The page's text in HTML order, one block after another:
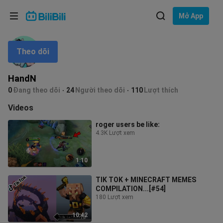
Mở App
HandN
0Đang theo dõi 24 Người theo dõi 110 Lượt thích
Theo dõi
Videos
1:10
roger users be like:
4.3K Lượt xem
10:42
TIK TOK + MINECRAFT MEMES
COMPILATION...[#54]
180 Lượt xem
Ngôn ngữ: Tiếng Việt
Lựa chọn ngôn ngữ
English
ภาษาไทย
Tiếng Việt
Bahasa Melayu